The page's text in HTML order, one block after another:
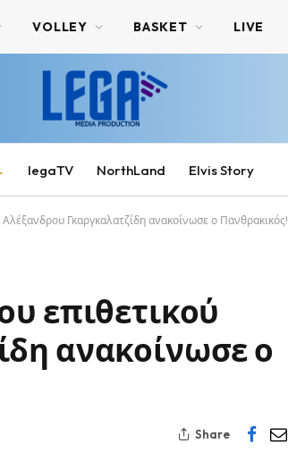
VOLLEY BASKET LIVE
legaTV NorthLand Elvis Story
Γκαργκαλατζίδη ανακοίνωσε ο Πανθρακικός!
επιθετικού
ανακοίνωσε ο
Share